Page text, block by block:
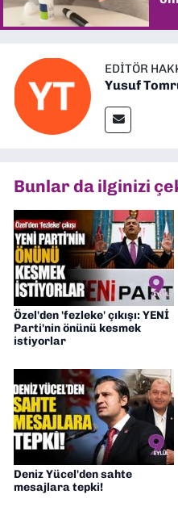
EDITÖR
Yusuf
Bunlar da ilginizi
Özel'den 'fezleke' çıkışı: YENİ
Parti'nin önünü kesmek
istiyorlar
Deniz Yücel'den sahte
mesajlara tepki!